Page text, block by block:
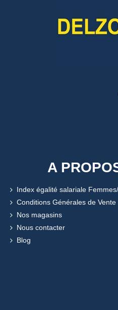
A
Index égalité salariale
Conditions Générales de Vente
Nos magasins
Nous contacter
Blog